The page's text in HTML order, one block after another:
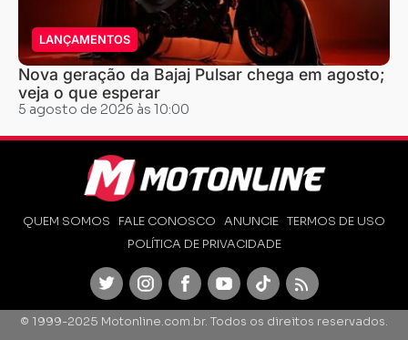
LANÇAMENTOS
Nova geração da Bajaj Pulsar chega em agosto;
veja o que esperar
5 agosto de 2026 às 10:00
QUEM SOMOS FALE CONOSCO ANUNCIE TERMOS DE USO
POLÍTICA DE PRIVACIDADE
TwitterInstagramFacebookYoutubeTikTok Feed
© 1999-2025 Motonline.com.br. Todos os direitos reservados.